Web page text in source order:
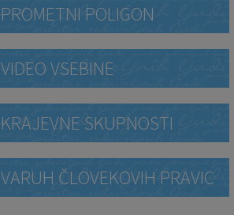
PROMETNI POLIGON
VIDEO VSEBINE
KRAJEVNE SKUPNOSTI
VARUH ČLOVEKOVIH PRAVIC